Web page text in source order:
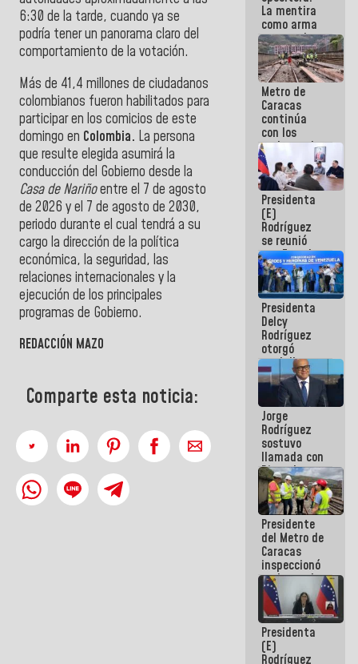
6:30 de la tarde, cuando ya se
podría tener un panorama claro del
comportamiento de la votación.
Más de 41,4 millones de ciudadanos
colombianos fueron habilitados para
participar en los comicios de este
domingo en Colombia. La persona
que resulte elegida asumirá la
conducción del Gobierno desde la
Casa de Nariñoentre el 7 de agosto
de 2026 y el 7 de agosto de 2030,
periodo durante el cual tendrá a su
cargo la dirección de la política
económica, la seguridad, las
relaciones internacionales y la
ejecución de los principales
programas de Gobierno.
REDACCIÓN MAZO
Comparte esta noticia:
La mentira
como arma
contra el
Pueblo
Metro de
Caracas
continúa
con los
trabajos de
mantenimiento
e inspección
en la Línea 2
Presidenta
(E)
Rodríguez
se reunió
con Estado
Mayor
Eléctrico
para
abordar
planes de
acción
Presidenta
Delcy
Rodríguez
otorgó
medalla
"Héroe de
Venezuela"
a servidores
públicos
Jorge
Rodríguez
sostuvo
llamada con
Dinorah
Figuera y
acuerdan
primer
encuentro
presencial
para el
diálogo
Presidente
del Metro de
Caracas
inspeccionó
trabajos de
rehabilitación
y
modernización
de la vía
férrea
Presidenta
(E)
Rodríguez